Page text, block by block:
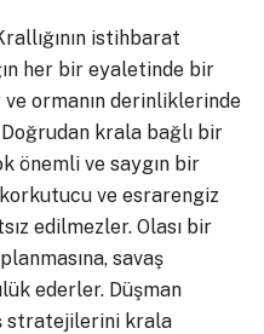
istihbarat
her bir eyaletinde bir
ormanın derinliklerinde
krala bağlı bir
önemli ve saygın bir
korkutucu ve esrarengiz
edilmezler. Olası bir
savaş
ederler. Düşman
stratejilerini krala